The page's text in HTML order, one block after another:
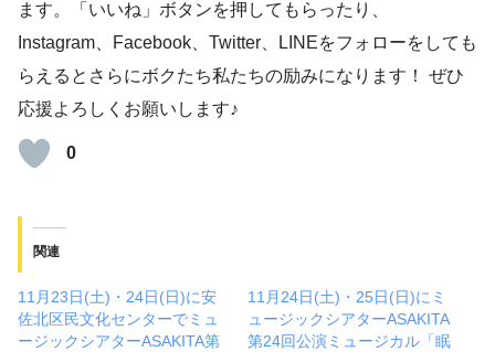
ます。「いいね」ボタンを押してもらったり、
Instagram、Facebook、Twitter、LINEをフォローをしても
らえるとさらにボクたち私たちの励みになります！ ぜひ
応援よろしくお願いします♪
0
関連
11月23日(土)・24日(日)に安
佐北区民文化センターでミュ
ージックシアターASAKITA第
11月24日(土)・25日(日)にミ
ュージックシアターASAKITA
第24回公演ミュージカル「眠